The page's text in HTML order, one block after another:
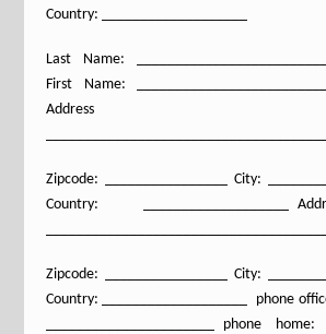
Country: ___________________
Last Name:
First Name:
Address
Zipcode: ________________ City:
Country: ___________________
Zipcode: ________________ City:
Country: ___________________ phone
______________________ phone